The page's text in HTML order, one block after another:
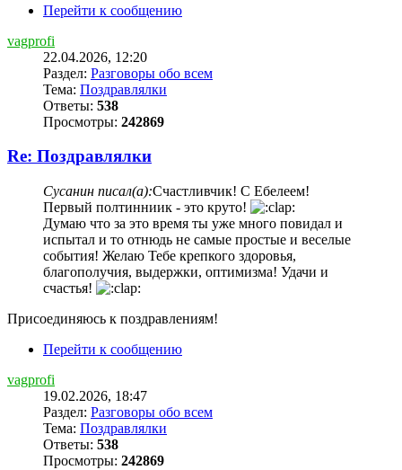
Перейти к сообщению
vagprofi
22.04.2026, 12:20
Раздел: Разговоры обо всем
Тема: Поздравлялки
Ответы: 538
Просмотры: 242869
Re: Поздравлялки
Сусанин писал(а):Счастливчик! С Ебелеем!
Первый полтинниик - это круто!
Думаю что за это время ты уже много повидал и
испытал и то отнюдь не самые простые и веселые
события! Желаю Тебе крепкого здоровья,
благополучия, выдержки, оптимизма! Удачи и
счастья!
Присоединяюсь к поздравлениям!
Перейти к сообщению
vagprofi
19.02.2026, 18:47
Раздел: Разговоры обо всем
Тема: Поздравлялки
Ответы: 538
Просмотры: 242869